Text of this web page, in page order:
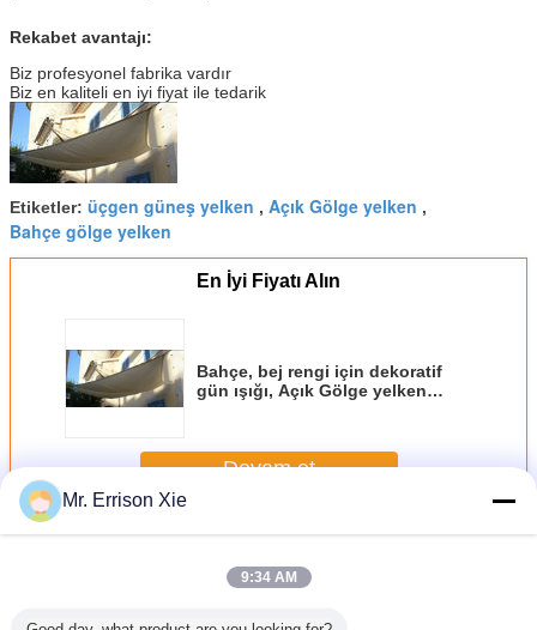
Rekabet avantajı:
Biz profesyonel fabrika vardır
Biz en kaliteli en iyi fiyat ile tedarik
Etiketler: üçgen güneş yelken , Açık Gölge yelken ,
Bahçe gölge yelken
En İyi Fiyatı Alın
Bahçe, bej rengi için dekoratif
gün ışığı, Açık Gölge yelken
Devam et
DahaGüneş gölge yelken
Mr. Errison Xie
9:34 AM